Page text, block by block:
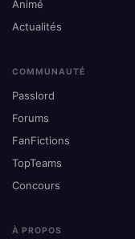
Animé
Actualités
COMMUNAUTÉ
Passlord
Forums
FanFictions
TopTeams
Concours
À PROPOS